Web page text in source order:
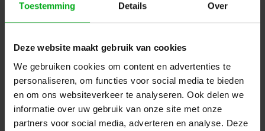
Toestemming Details Over
Deze website maakt gebruik van cookies
We gebruiken cookies om content en advertenties te
personaliseren, om functies voor social media te bieden
en om ons websiteverkeer te analyseren. Ook delen we
informatie over uw gebruik van onze site met onze
partners voor social media, adverteren en analyse. Deze